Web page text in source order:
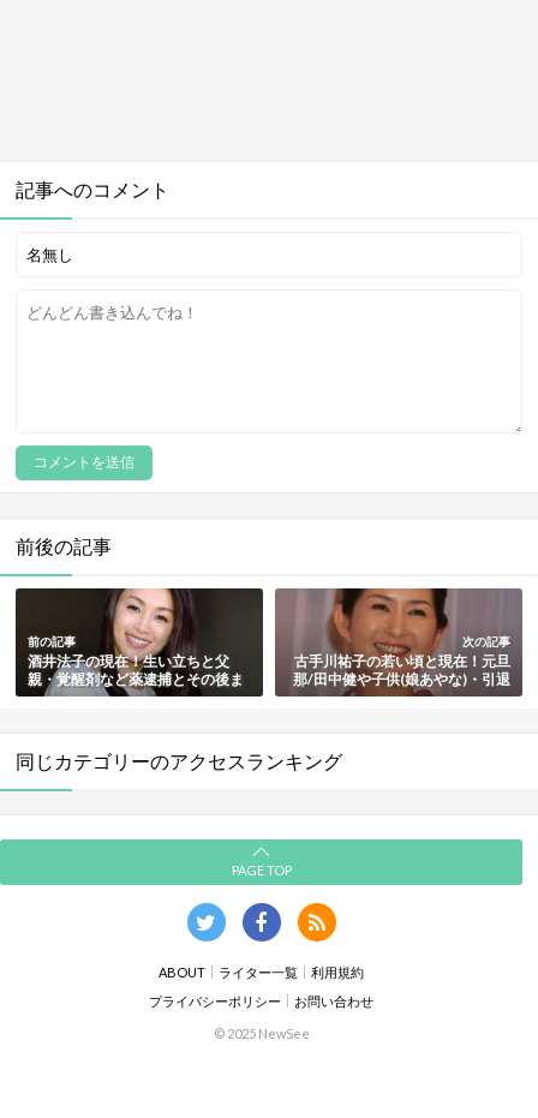
記事へのコメント
前後の記事
前の記事
酒井法子の現在！生い立ちと父
親・覚醒剤など薬逮捕とその後ま
とめ
次の記事
古手川祐子の若い頃と現在！元旦
那/田中健や子供(娘あやな)・引退
や死因のデマ・再婚情報も総まと
同じカテゴリーのアクセスランキング
PAGE TOP
ABOUT ライター一覧
利用規約
プライバシーポリシー
お問い合わせ
© 2025 NewSee